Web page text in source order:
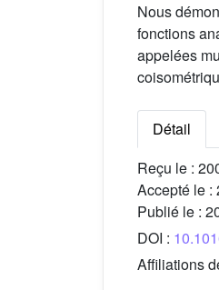
Nous
fonctions
appelées
Détail
Reçu le :
Accepté le :
Publié le :
DOI :
Affiliations